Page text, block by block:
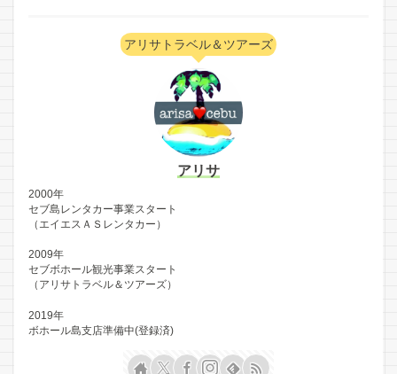
アリサトラベル＆ツアーズ
アリサ
2000年
セブ島レンタカー事業スタート
（エイエスＡＳレンタカー）
2009年
セブボホール観光事業スタート
（アリサトラベル＆ツアーズ）
2019年
ボホール島支店準備中(登録済)